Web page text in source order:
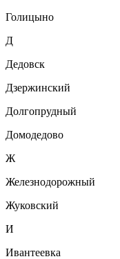
Голицыно
Д
Дедовск
Дзержинский
Долгопрудный
Домодедово
Ж
Железнодорожный
Жуковский
И
Ивантеевка